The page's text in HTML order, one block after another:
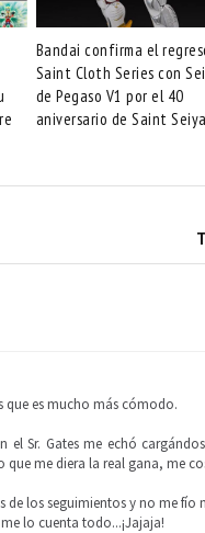
Bandai confirma el
Saint Cloth Series con
de Pegaso V1 por el 40
aniversario de Saint Seiya
que es mucho más cómodo.
el Sr. Gates me echó
me diera la real gana, me
de los seguimientos y no me
lo cuenta todo...¡Jajaja!